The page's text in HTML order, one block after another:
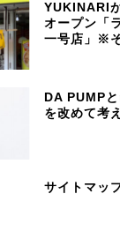
YUKINARI
オープン「
一号店」※
DA PUMP
を改めて考
サイトマッ